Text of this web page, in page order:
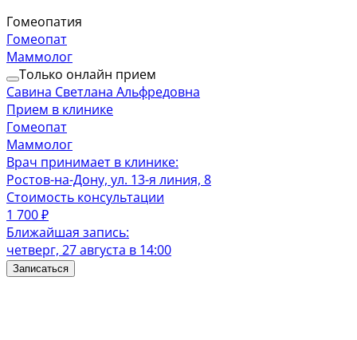
Гомеопатия
Гомеопат
Маммолог
Только онлайн прием
Савина Светлана Альфредовна
Прием в клинике
Гомеопат
Маммолог
Врач принимает в клинике:
Ростов-на-Дону, ул. 13-я линия, 8
Стоимость консультации
1 700₽
Ближайшая запись:
четверг, 27 августа в 14:00
Записаться